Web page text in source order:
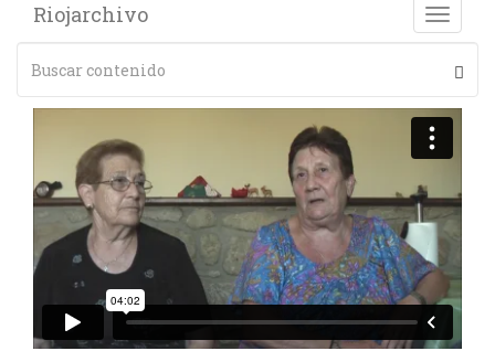
Toggle
Riojarchivo